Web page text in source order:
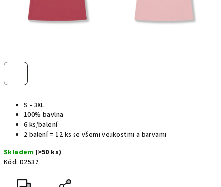
S - 3XL
100% bavlna
6 ks/balení
2 balení = 12 ks se všemi velikostmi a barvami
Skladem (>50 ks)
Kód: D2532